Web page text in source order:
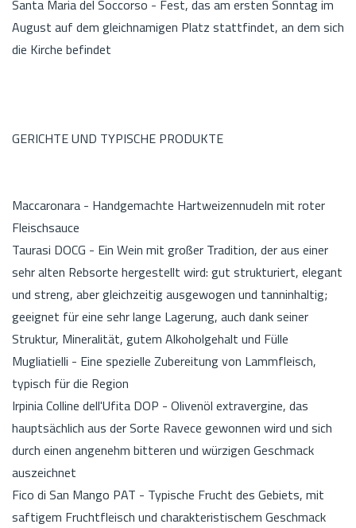
Santa Maria del Soccorso - Fest, das am ersten Sonntag im
August auf dem gleichnamigen Platz stattfindet, an dem sich
die Kirche befindet
GERICHTE UND TYPISCHE PRODUKTE
Maccaronara - Handgemachte Hartweizennudeln mit roter
Fleischsauce
Taurasi DOCG - Ein Wein mit großer Tradition, der aus einer
sehr alten Rebsorte hergestellt wird: gut strukturiert, elegant
und streng, aber gleichzeitig ausgewogen und tanninhaltig;
geeignet für eine sehr lange Lagerung, auch dank seiner
Struktur, Mineralität, gutem Alkoholgehalt und Fülle
Mugliatielli - Eine spezielle Zubereitung von Lammfleisch,
typisch für die Region
Irpinia Colline dell'Ufita DOP - Olivenöl extravergine, das
hauptsächlich aus der Sorte Ravece gewonnen wird und sich
durch einen angenehm bitteren und würzigen Geschmack
auszeichnet
Fico di San Mango PAT - Typische Frucht des Gebiets, mit
saftigem Fruchtfleisch und charakteristischem Geschmack